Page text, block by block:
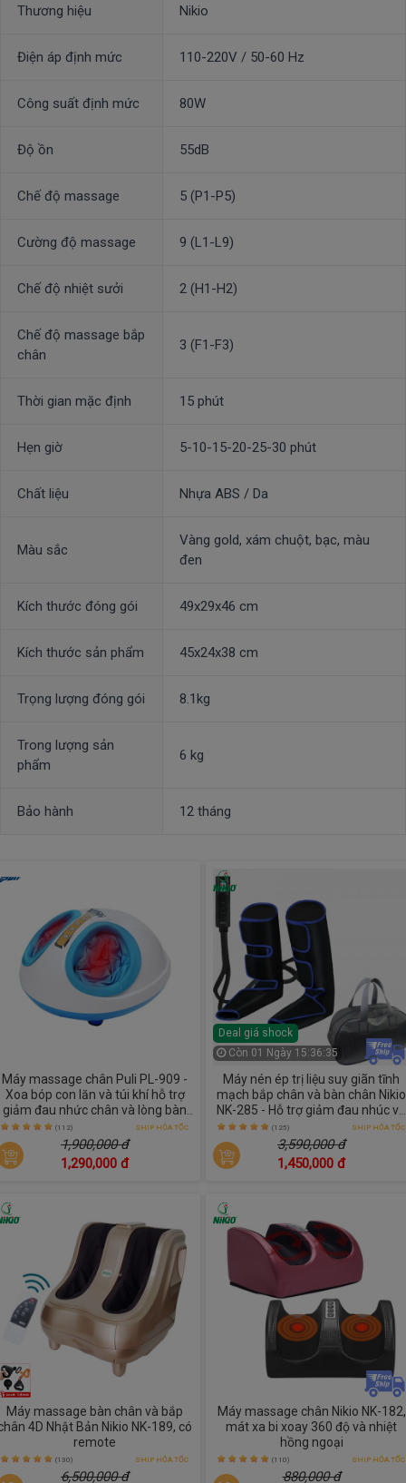
Thương hiệu Nikio
Điện áp định mức 110-220V / 50-60 Hz
Công suất định mức 80W
Độ ồn 55dB
Chế độ massage 5 (P1-P5)
Cường độ massage 9 (L1-L9)
Chế độ nhiệt sưởi 2 (H1-H2)
Chế độ massage bắp
chân
3 (F1-F3)
Thời gian mặc định 15 phút
Hẹn giờ 5-10-15-20-25-30 phút
Chất liệu Nhựa ABS / Da
Màu sắc
Vàng gold, xám chuột, bạc, màu
đen
Kích thước đóng gói 49x29x46 cm
Kích thước sản phẩm 45x24x38 cm
Trọng lượng đóng gói 8.1kg
Trong lượng sản
phẩm
6 kg
Bảo hành 12 tháng
Máy massage chân Puli PL-909 -
Xoa bóp con lăn và túi khí hỗ trợ
giảm đau nhức chân và lòng bàn
(112) SHIP HỎA TỐC
1,900,000 đ
1,290,000 đ
Deal giá shock
Còn 01 Ngày 15:36:34
Máy nén ép trị liệu suy giãn tĩnh
mạch bắp chân và bàn chân Nikio
NK-285 - Hỗ trợ giảm đau nhúc và
tê nhức chân
(125) SHIP HỎA TỐC
3,590,000 đ
1,450,000 đ
Máy massage bàn chân và bắp
4D Nhật Bản Nikio NK-189, có
remote
(130) SHIP HỎA TỐC
6,500,000 đ
Máy massage chân Nikio NK-182,
mát xa bi xoay 360 độ và nhiệt
hồng ngoại
(110) SHIP HỎA TỐC
880,000 đ